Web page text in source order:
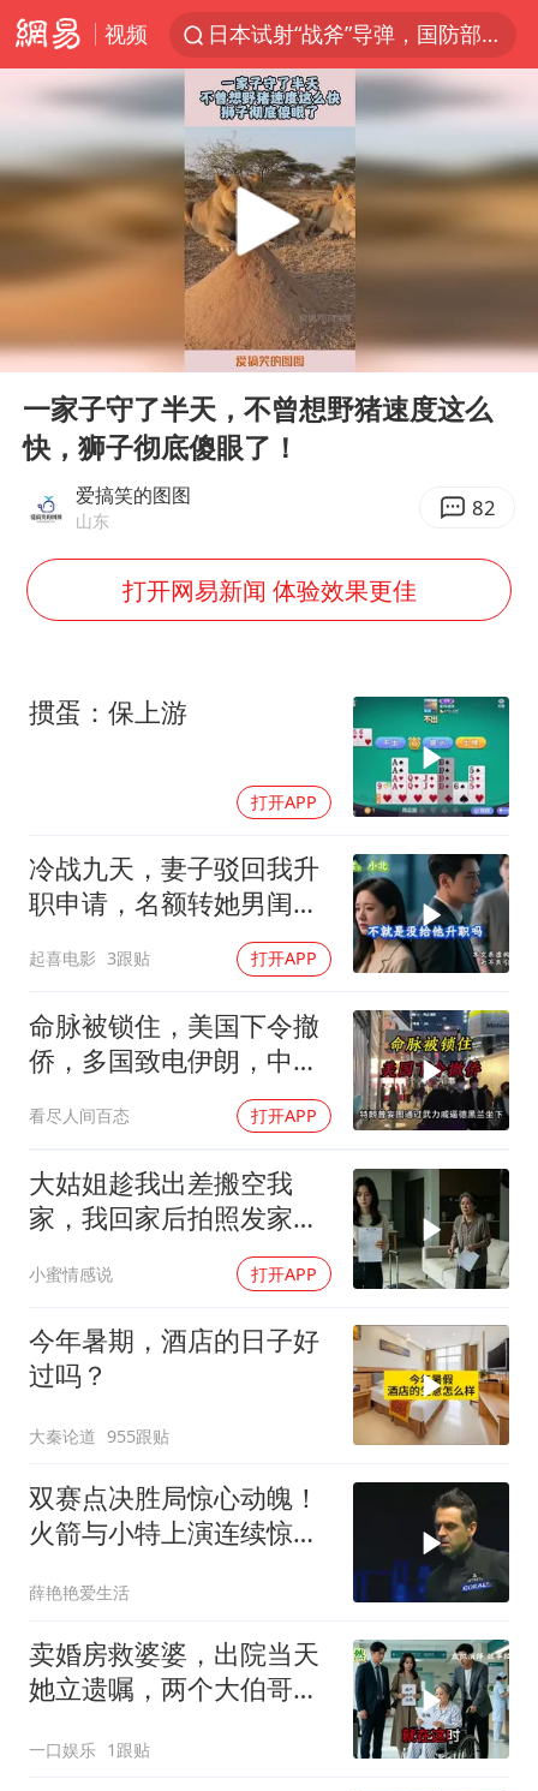
视频
日本试射“战斧”导弹，国防部回应
台风白海豚中心风力增强
百花奖开幕式
四川宜宾高县4.9级地震致1死
“新疆阿勒泰八月能滑雪”不实
向鹏0-3不敌张本智和
我国外贸延续良好增长态势
建筑工人不慎坠落身体被3根钢筋刺穿
全国睡眠舒适度地图
Play
00:00 00:12
一家子守了半天，不曾想野猪速度这么
快，狮子彻底傻眼了！
爱搞笑的图图
山东 82
打开网易新闻 体验效果更佳
掼蛋：保上游
打开APP
冷战九天，妻子驳回我升
职申请，名额转她男闺
蜜，我转身办妥1件事
起喜电影 3跟贴 打开APP
命脉被锁住，美国下令撤
侨，多国致电伊朗，中国
看尽人间百态 打开APP
大姑姐趁我出差搬空我
家，我回家后拍照发家族
群里，她看到后崩溃了
小蜜情感说 打开APP
今年暑期，酒店的日子好
过吗？
大秦论道 955跟贴
双赛点决胜局惊心动魄！
火箭与小特上演连续惊险
薛艳艳爱生活
卖婚房救婆婆，出院当天
她立遗嘱，两个大伯哥傻
一口娱乐 1跟贴